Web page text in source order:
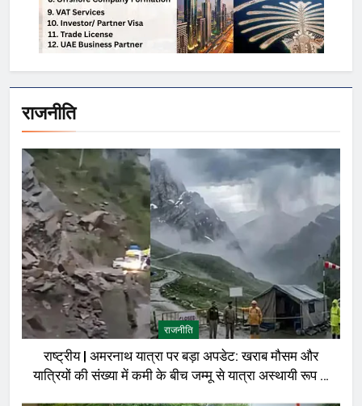
राजनीति
राजनीति
राष्ट्रीय | अमरनाथ यात्रा पर बड़ा अपडेट: खराब मौसम और
यात्रियों की संख्या में कमी के बीच जम्मू से यात्रा अस्थायी रूप से